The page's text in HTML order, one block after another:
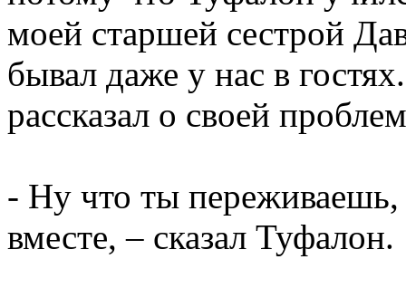
моей старшей сестрой
бывал даже у нас в
рассказал о своей
- Ну что ты
вместе, – сказал Туфалон.